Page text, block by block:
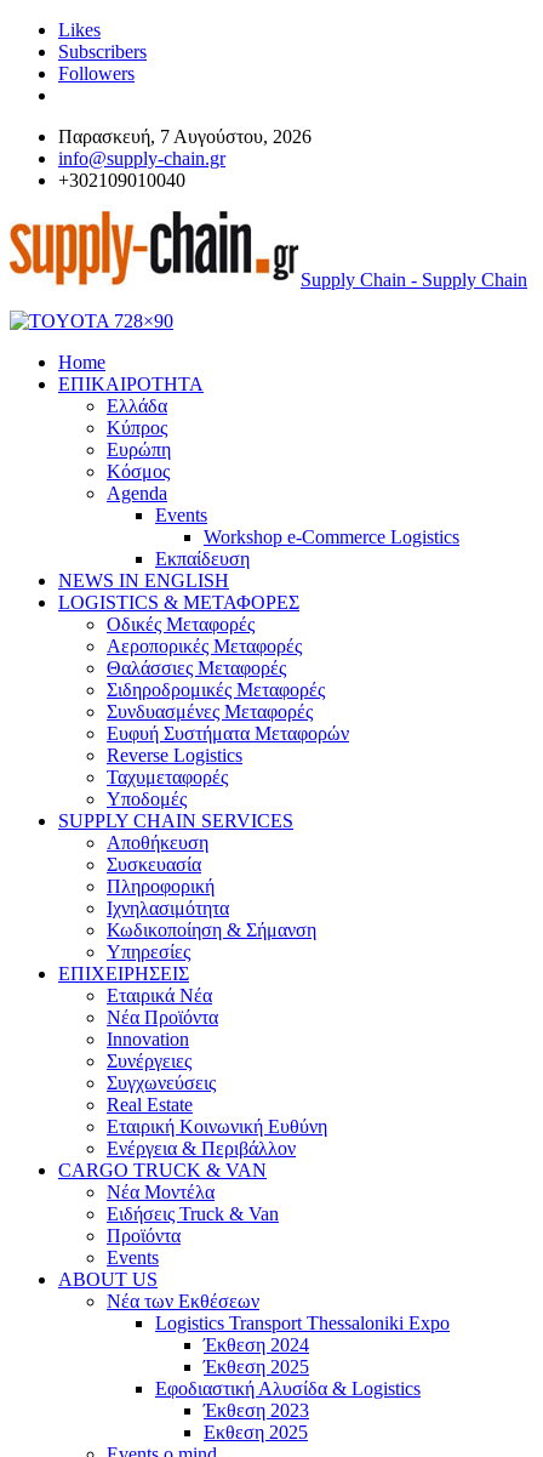
Likes
Subscribers
Followers
Παρασκευή, 7 Αυγούστου, 2026
info@supply-chain.gr
+302109010040
Supply Chain - Supply Chain
Home
ΕΠΙΚΑΙΡΟΤΗΤΑ
Ελλάδα
Κύπρος
Ευρώπη
Κόσμος
Agenda
Events
Workshop e-Commerce Logistics
Εκπαίδευση
NEWS IN ENGLISH
LOGISTICS & ΜΕΤΑΦΟΡΕΣ
Οδικές Μεταφορές
Αεροπορικές Μεταφορές
Θαλάσσιες Μεταφορές
Σιδηροδρομικές Μεταφορές
Συνδυασμένες Μεταφορές
Ευφυή Συστήματα Μεταφορών
Reverse Logistics
Ταχυμεταφορές
Υποδομές
SUPPLY CHAIN SERVICES
Αποθήκευση
Συσκευασία
Πληροφορική
Ιχνηλασιμότητα
Κωδικοποίηση & Σήμανση
Υπηρεσίες
ΕΠΙΧΕΙΡΗΣΕΙΣ
Εταιρικά Νέα
Νέα Προϊόντα
Innovation
Συνέργειες
Συγχωνεύσεις
Real Estate
Εταιρική Κοινωνική Ευθύνη
Ενέργεια & Περιβάλλον
CARGO TRUCK & VAN
Νέα Μοντέλα
Ειδήσεις Truck & Van
Προϊόντα
Events
ABOUT US
Νέα των Εκθέσεων
Logistics Transport Thessaloniki Expo
Έκθεση 2024
Έκθεση 2025
Εφοδιαστική Αλυσίδα & Logistics
Έκθεση 2023
Εκθεση 2025